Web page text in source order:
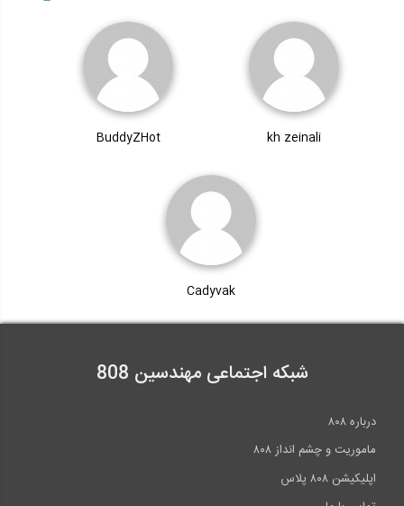
kh zeinali
BuddyZHot
Cadyvak
شبکه اجتماعی مهندسین 808
درباره ۸۰۸
ماموریت و چشم انداز ۸۰۸
اپلیکیشن ۸۰۸ پلاس